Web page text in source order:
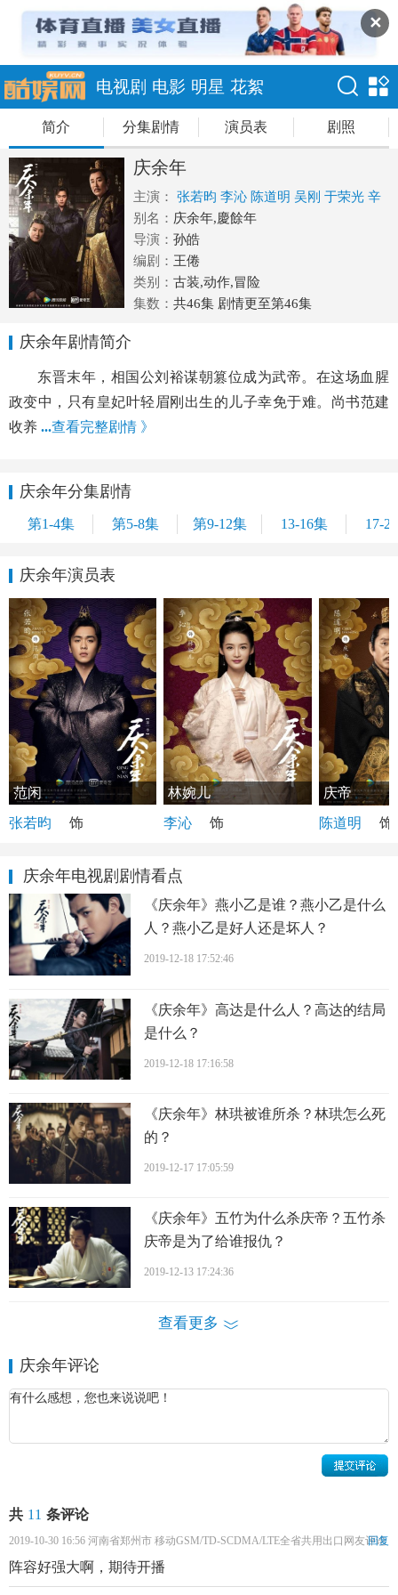
✕
电视剧 电影 明星 花絮
简介 分集剧情 演员表 剧照
庆余年
主演： 张若昀 李沁 陈道明 吴刚 于荣光 辛
芷蕾 宋轶 李纯 韩玖诺
田雨 王阳 于小伟
唯 刘润南 李小冉
别名： 庆余年,慶餘年
导演： 孙皓
编剧： 王倦
类别： 古装,动作,冒险
集数： 共46集 剧情更至第46集
庆余年剧情简介
东晋末年，相国公刘裕谋朝篡位成为武帝。在这场血腥
政变中，只有皇妃叶轻眉刚出生的儿子幸免于难。尚书范建
收养 ...查看完整剧情 》
庆余年分集剧情
第1-4集 第5-8集 第9-12集 13-16集 17-
庆余年演员表
范闲
张若昀
饰
林婉儿
李沁
饰
庆帝
陈道明
饰
庆余年电视剧剧情看点
《庆余年》燕小乙是谁？燕小乙是什么
人？燕小乙是好人还是坏人？
2019-12-18 17:52:46
《庆余年》高达是什么人？高达的结局
是什么？
2019-12-18 17:16:58
《庆余年》林珙被谁所杀？林珙怎么死
的？
2019-12-17 17:05:59
《庆余年》五竹为什么杀庆帝？五竹杀
庆帝是为了给谁报仇？
2019-12-13 17:24:36
查看更多
庆余年评论
共 11 条评论
2019-10-30 16:56 河南省郑州市 移动GSM/TD-SCDMA/LTE全省共用出口网友评论
回复
阵容好强大啊，期待开播